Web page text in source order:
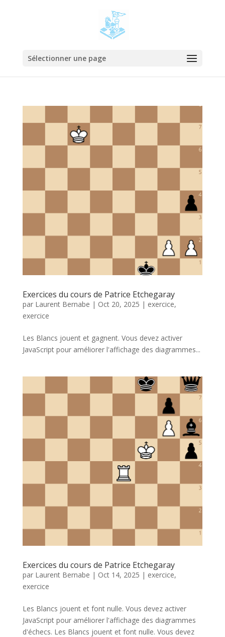
Sélectionner une page
Exercices du cours de Patrice Etchegaray
par Laurent Bernabe | Oct 20, 2025 | exercice,
exercice
Les Blancs jouent et gagnent. Vous devez activer
JavaScript pour améliorer l'affichage des diagrammes...
Exercices du cours de Patrice Etchegaray
par Laurent Bernabe | Oct 14, 2025 | exercice,
exercice
Les Blancs jouent et font nulle. Vous devez activer
JavaScript pour améliorer l'affichage des diagrammes
d'échecs. Les Blancs jouent et font nulle. Vous devez